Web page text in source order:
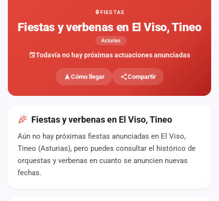
FIESTAS
Fiestas y verbenas en El Viso, Tineo
Asturias
Todavía no hay próximas actuaciones anunciadas
Cómo llegar Compartir
Fiestas y verbenas en El Viso, Tineo
Aún no hay próximas fiestas anunciadas en El Viso,
Tineo (Asturias), pero puedes consultar el histórico de
orquestas y verbenas en cuanto se anuncien nuevas
fechas.
fiestas
Componentes
Agencias
Rankings
Vídeos
Anuncios